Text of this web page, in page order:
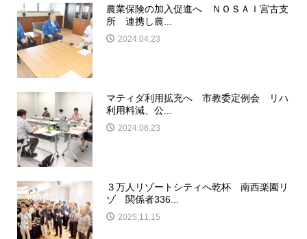
農業保険の加入促進へ ＮＯＳＡＩ宮古支
所 連携し農...
2024.04.23
マティダ利用拡充へ 市教委定例会 リハ
利用料減、公...
2024.08.23
３万人リゾートシティへ乾杯 南西楽園リ
ゾ 関係者336...
2025.11.15